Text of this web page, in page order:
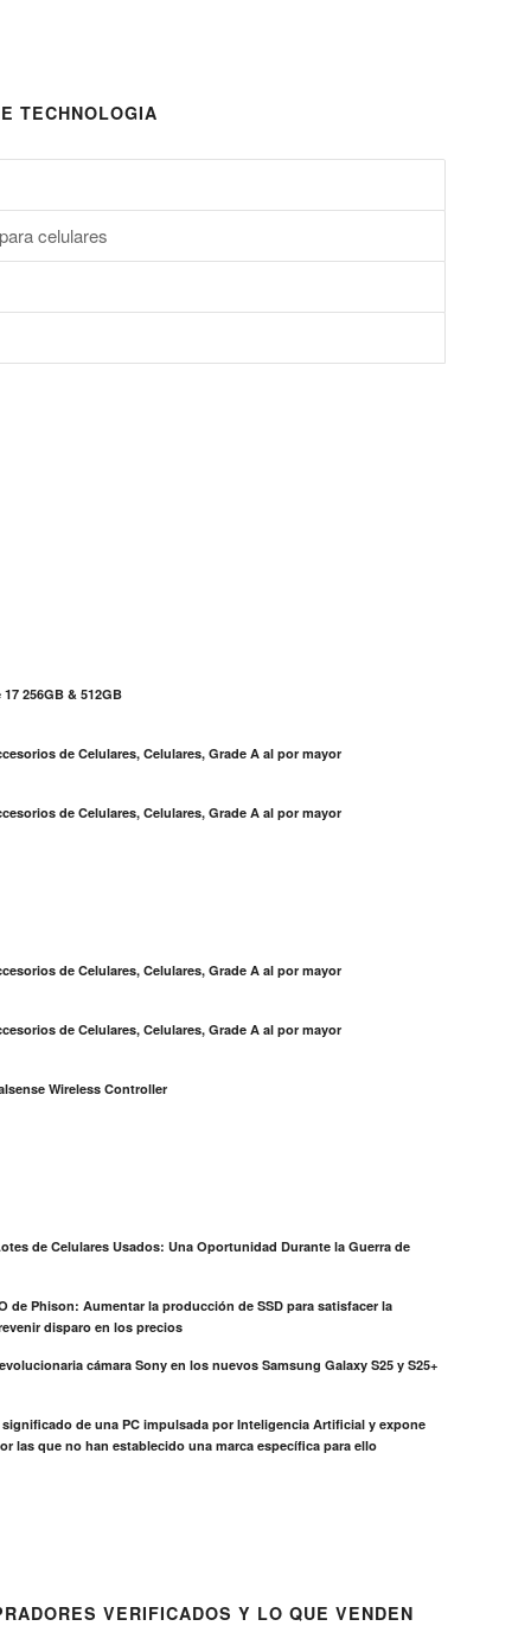
TECHNOLOGIA
celulares
256GB & 512GB
de Celulares, Celulares, Grade A al por mayor
de Celulares, Celulares, Grade A al por mayor
de Celulares, Celulares, Grade A al por mayor
de Celulares, Celulares, Grade A al por mayor
Wireless Controller
de Celulares Usados: Una Oportunidad Durante la Guerra de
de Phison: Aumentar la producción de SSD para satisfacer la
disparo en los precios
cámara Sony en los nuevos Samsung Galaxy S25 y S25+
significado de una PC impulsada por Inteligencia Artificial y expone
las que no han establecido una marca específica para ello
VERIFICADOS Y LO QUE VENDEN